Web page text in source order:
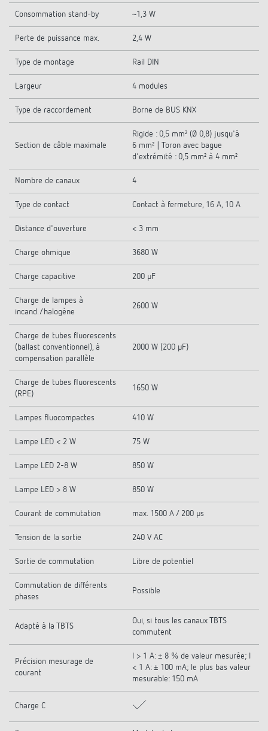
Consommation stand-by ~1,3 W
Perte de puissance max. 2,4 W
Type de montage Rail DIN
Largeur 4 modules
Type de raccordement Borne de BUS KNX
Section de câble maximale
Rigide : 0,5 mm² (Ø 0,8) jusqu'à
6 mm² | Toron avec bague
d'extrémité : 0,5 mm² à 4 mm²
Nombre de canaux 4
Type de contact Contact à fermeture, 16 A, 10 A
Distance d'ouverture < 3 mm
Charge ohmique 3680 W
Charge capacitive 200 µF
Charge de lampes à
incand./halogène
2600 W
Charge de tubes fluorescents
(ballast conventionnel), à
compensation parallèle
2000 W (200 µF)
Charge de tubes fluorescents
(RPE)
1650 W
Lampes fluocompactes 410 W
Lampe LED < 2 W 75 W
Lampe LED 2-8 W 850 W
Lampe LED > 8 W 850 W
Courant de commutation max. 1500 A / 200 µs
Tension de la sortie 240 V AC
Sortie de commutation Libre de potentiel
Commutation de différents
phases
Possible
Adapté à la TBTS
Oui, si tous les canaux TBTS
commutent
Précision mesurage de
courant
I > 1 A: ± 8 % de valeur mesurée; I
< 1 A: ± 100 mA; le plus bas valeur
mesurable: 150 mA
Charge C